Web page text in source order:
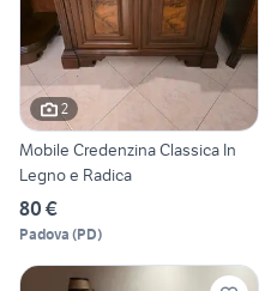
2
Mobile Credenzina Classica In
Legno e Radica
80 €
Padova (PD)